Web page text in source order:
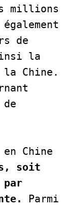
millions
de
la
la Chine.
en Chine
soit
par
Parmi